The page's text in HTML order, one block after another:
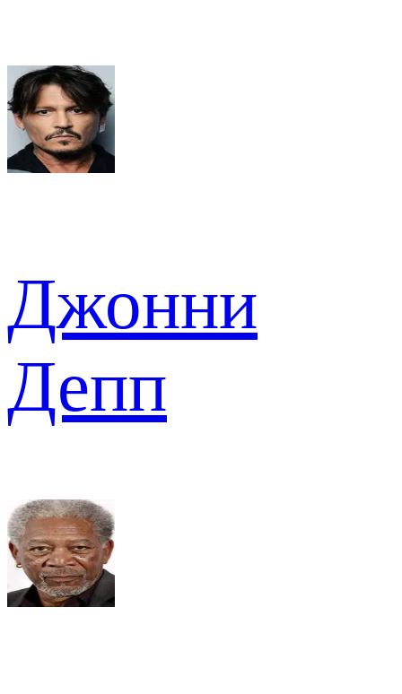
Джонни
Депп